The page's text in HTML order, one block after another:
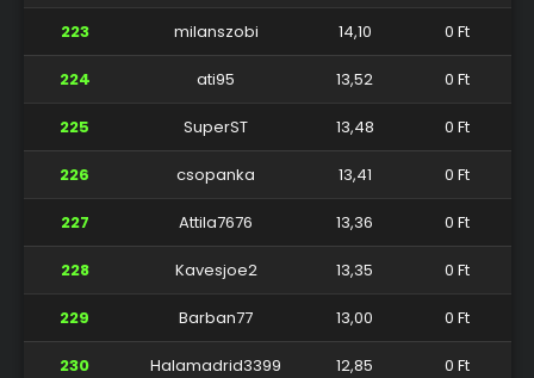
223 milanszobi 14,10 0 Ft
224 ati95 13,52 0 Ft
225 SuperST 13,48 0 Ft
226 csopanka 13,41 0 Ft
227 Attila7676 13,36 0 Ft
228 Kavesjoe2 13,35 0 Ft
229 Barban77 13,00 0 Ft
230 Halamadrid3399 12,85 0 Ft